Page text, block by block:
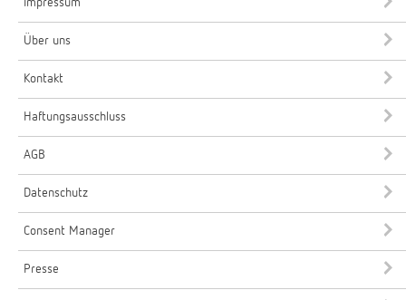
Impressum
Über uns
Kontakt
Haftungsausschluss
AGB
Datenschutz
Consent Manager
Presse